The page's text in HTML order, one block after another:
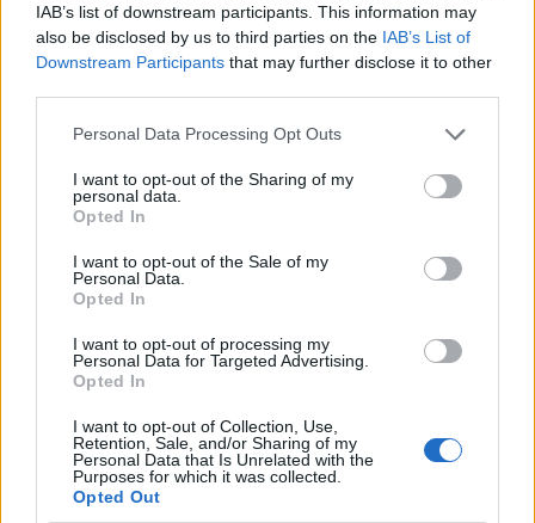
IAB’s list of downstream participants. This information may
also be disclosed by us to third parties on the IAB’s List of
Downstream Participants that may further disclose it to other
Please note that this website/app uses one or more Google
not limited to your visit or usage behaviour. You may click to
grant or deny consent to Google and its third-party tags to
use your data for below specified purposes in below Google
consent section.
Personal Data Processing Opt Outs
I want to opt-out of the Sharing of my
personal data.
Opted In
I want to opt-out of the Sale of my
Personal Data.
Opted In
I want to opt-out of processing my
Personal Data for Targeted Advertising.
Opted In
I want to opt-out of Collection, Use,
Retention, Sale, and/or Sharing of my
Personal Data that Is Unrelated with the
Purposes for which it was collected.
Opted Out
Egy különleges családi járattal 140 új